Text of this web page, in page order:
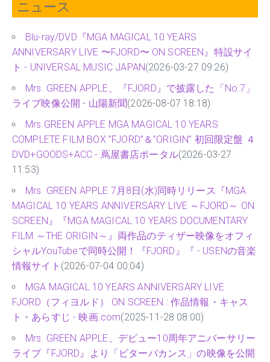
ニュース
Blu-ray/DVD『MGA MAGICAL 10 YEARS
ANNIVERSARY LIVE 〜FJORD〜 ON SCREEN』特設サイ
ト - UNIVERSAL MUSIC JAPAN(2026-03-27 09:26)
Mrs. GREEN APPLE、『FJORD』で披露した「No.7」
ライブ映像公開 - 山陽新聞(2026-08-07 18:18)
Mrs.GREEN APPLE MGA MAGICAL 10 YEARS
COMPLETE FILM BOX ”FJORD”＆”ORIGIN” 初回限定盤 ４
DVD+GOODS+ACC - 蔦屋書店ポータル(2026-03-27
11:53)
Mrs. GREEN APPLE 7月8日(水)同時リリース『MGA
MAGICAL 10 YEARS ANNIVERSARY LIVE ～FJORD～ ON
SCREEN』『MGA MAGICAL 10 YEARS DOCUMENTARY
FILM ～THE ORIGIN～』両作品のティザー映像をオフィ
シャルYouTubeで同時公開！『FJORD』『 - USENの音楽
情報サイト (2026-07-04 00:04)
MGA MAGICAL 10 YEARS ANNIVERSARY LIVE
FJORD（フィヨルド） ON SCREEN : 作品情報・キャス
ト・あらすじ - 映画.com(2025-11-28 08:00)
Mrs. GREEN APPLE、デビュー10周年アニバーサリー
ライブ『FJORD』より「ビターバカンス」の映像を公開